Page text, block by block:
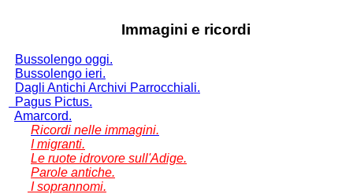
Immagini e ricordi
Bussolengo oggi.
Bussolengo ieri.
Dagli Antichi Archivi Parrocchiali.
Pagus Pictus.
Amarcord.
Ricordi nelle immagini.
I migranti.
Le ruote idrovore sull'Adige.
Parole antiche.
I soprannomi.